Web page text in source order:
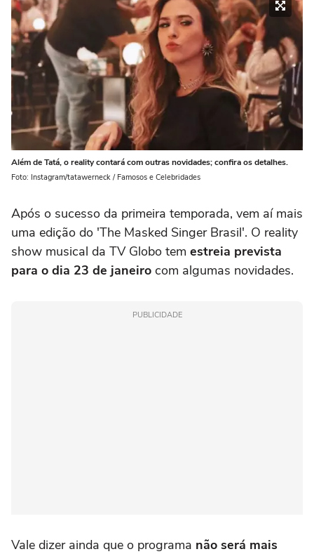
Além de Tatá, o reality contará com outras novidades; confira os detalhes.
Foto: Instagram/tatawerneck / Famosos e Celebridades
Após o sucesso da primeira temporada, vem aí mais
uma edição do 'The Masked Singer Brasil'. O reality
show musical da TV Globo tem estreia prevista
para o dia 23 de janeiro com algumas novidades.
PUBLICIDADE
Vale dizer ainda que o programa não será mais